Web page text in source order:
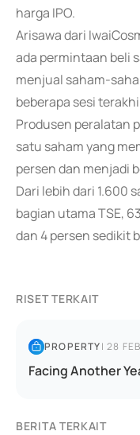
harga IPO.
Arisawa dari
ada permintaan beli
menjual saham-
beberapa sesi
Produsen peralatan
satu saham yang
persen dan menjadi
Dari lebih dari 1.600
bagian utama TSE,
dan 4 persen sedikit
RISET TERKAIT
PROPERTY|28
Facing Another
BERITA TERKAIT